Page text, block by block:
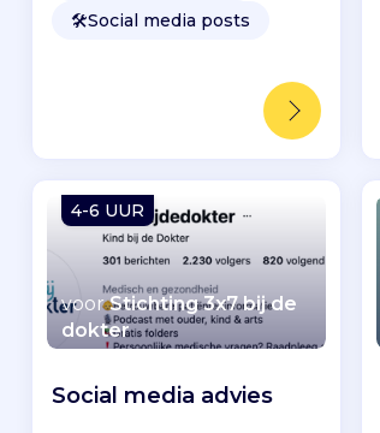
🛠️Social media posts
4-6 UUR
voorStichting 3x7 bij de
dokter
Social media advies